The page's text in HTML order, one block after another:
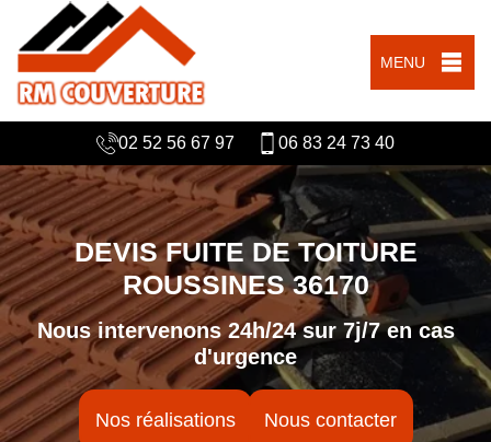
MENU
02 52 56 67 97 06 83 24 73 40
DEVIS FUITE DE TOITURE
ROUSSINES 36170
Nous intervenons 24h/24 sur 7j/7 en cas
d'urgence
Nos réalisations Nous contacter